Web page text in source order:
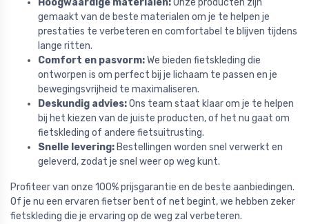
Hoogwaardige materialen:Onze producten zijn
gemaakt van de beste materialen om je te helpen je
prestaties te verbeteren en comfortabel te blijven tijdens
lange ritten.
Comfort en pasvorm:We bieden fietskleding die
ontworpen is om perfect bij je lichaam te passen en je
bewegingsvrijheid te maximaliseren.
Deskundig advies:Ons team staat klaar om je te helpen
bij het kiezen van de juiste producten, of het nu gaat om
fietskleding of andere fietsuitrusting.
Snelle levering: Bestellingen worden snel verwerkt en
geleverd, zodat je snel weer op weg kunt.
Profiteer van onze 100% prijsgarantie en de beste aanbiedingen.
Of je nu een ervaren fietser bent of net begint, we hebben zeker
fietskleding die je ervaring op de weg zal verbeteren.